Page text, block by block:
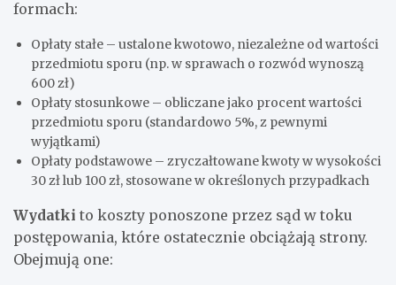
formach:
Opłaty stałe – ustalone kwotowo, niezależne od wartości
przedmiotu sporu (np. w sprawach o rozwód wynoszą
600 zł)
Opłaty stosunkowe – obliczane jako procent wartości
przedmiotu sporu (standardowo 5%, z pewnymi
wyjątkami)
Opłaty podstawowe – zryczałtowane kwoty w wysokości
30 zł lub 100 zł, stosowane w określonych przypadkach
Wydatki to koszty ponoszone przez sąd w toku
postępowania, które ostatecznie obciążają strony.
Obejmują one: